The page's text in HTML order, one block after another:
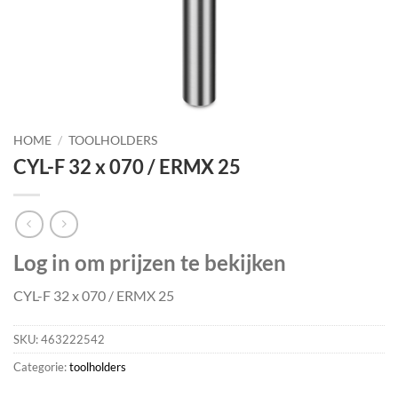
HOME / TOOLHOLDERS
CYL-F 32 x 070 / ERMX 25
Log in om prijzen te bekijken
CYL-F 32 x 070 / ERMX 25
SKU:463222542
Categorie:toolholders